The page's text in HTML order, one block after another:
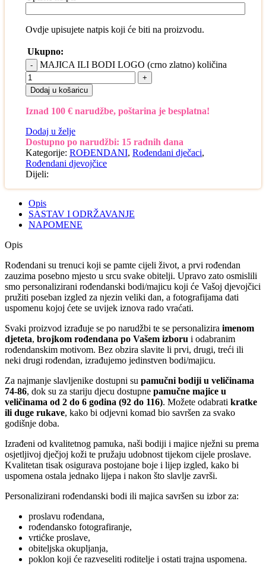
Ovdje upisujete natpis koji će biti na proizvodu.
Ukupno:
MAJICA ILI BODI LOGO (crno zlatno) količina
Dodaj u košaricu
Iznad 100 € narudžbe, poštarina je besplatna!
Dodaj u želje
Dostupno po narudžbi: 15 radnih dana
Kategorije: ROĐENDANI, Rođendani dječaci,
Rođendani djevojčice
Dijeli:
Opis
SASTAV I ODRŽAVANJE
NAPOMENE
Opis
Rođendani su trenuci koji se pamte cijeli život, a prvi rođendan
zauzima posebno mjesto u srcu svake obitelji. Upravo zato osmislili
smo personalizirani rođendanski bodi/majicu koji će Vašoj djevojčici
pružiti poseban izgled za njezin veliki dan, a fotografijama dati
uspomenu kojoj ćete se uvijek iznova rado vraćati.
Svaki proizvod izrađuje se po narudžbi te se personalizira imenom
djeteta, brojkom rođendana po Vašem izboru i odabranim
rođendanskim motivom. Bez obzira slavite li prvi, drugi, treći ili
neki drugi rođendan, izrađujemo jedinstven bodi/majicu.
Za najmanje slavljenike dostupni su pamučni bodiji u veličinama
74-86, dok su za stariju djecu dostupne pamučne majice u
veličinama od 2 do 6 godina (92 do 116). Možete odabrati kratke
ili duge rukave, kako bi odjevni komad bio savršen za svako
godišnje doba.
Izrađeni od kvalitetnog pamuka, naši bodiji i majice nježni su prema
osjetljivoj dječjoj koži te pružaju udobnost tijekom cijele proslave.
Kvalitetan tisak osigurava postojane boje i lijep izgled, kako bi
uspomena ostala jednako lijepa i nakon što slavlje završi.
Personalizirani rođendanski bodi ili majica savršen su izbor za:
proslavu rođendana,
rođendansko fotografiranje,
vrtićke proslave,
obiteljska okupljanja,
poklon koji će razveseliti roditelje i ostati trajna uspomena.